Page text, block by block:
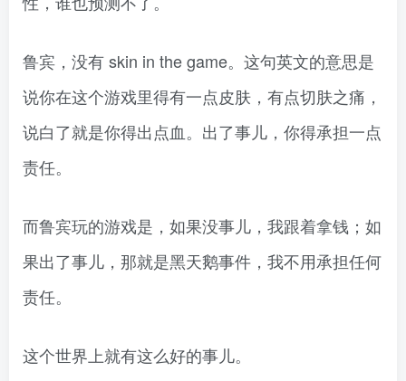
鲁宾，没有 skin in the game。这句英文的意思是
说你在这个游戏里得有一点皮肤，有点切肤之痛，
说白了就是你得出点血。出了事儿，你得承担一点
责任。
而鲁宾玩的游戏是，如果没事儿，我跟着拿钱；如
果出了事儿，那就是黑天鹅事件，我不用承担任何
责任。
这个世界上就有这么好的事儿。